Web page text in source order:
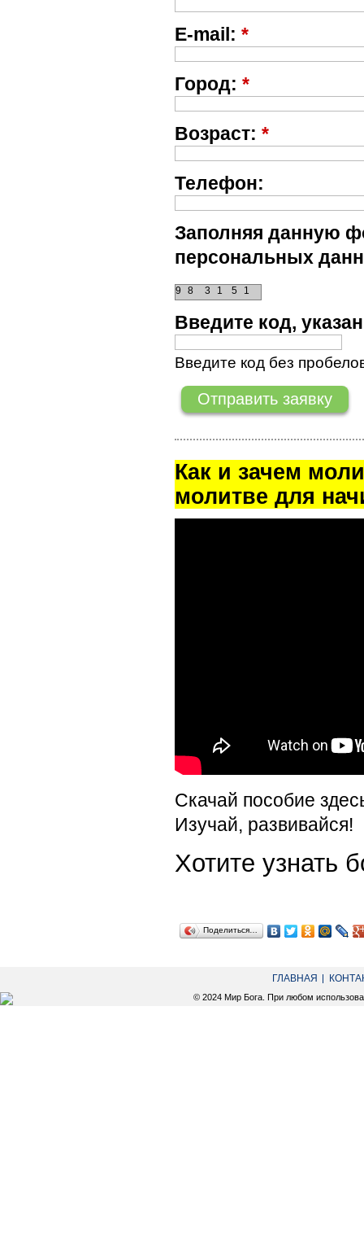
E-mail: *
Город: *
Возраст: *
Телефон:
Заполняя данную
персональных
3 1 5 1
9 8
Введите код,
Введите код без
Как и зачем
молитве для
Скачай пособие
Изучай, развивайся!
Хотите
Поделиться…
ГЛАВНАЯ
© 2024 Мир Бога. При любом